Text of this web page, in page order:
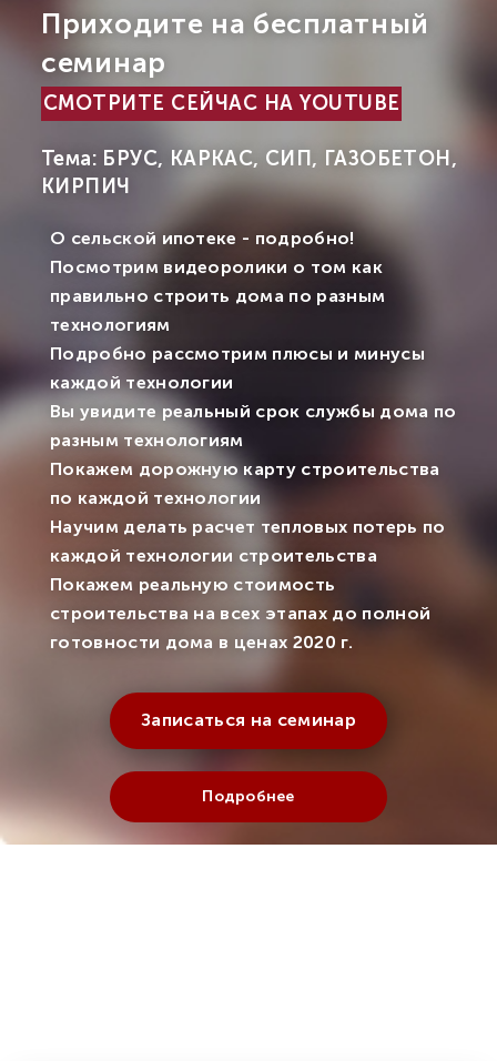
Приходите на бесплатный
семинар
СМОТРИТЕ СЕЙЧАС НА YOUTUBE
Тема: БРУС, КАРКАС, СИП, ГАЗОБЕТОН,
КИРПИЧ
О сельской ипотеке - подробно!
Посмотрим видеоролики о том как
правильно строить дома по разным
технологиям
Подробно рассмотрим плюсы и минусы
каждой технологии
Вы увидите реальный срок службы дома по
разным технологиям
Покажем дорожную карту строительства
по каждой технологии
Научим делать расчет тепловых потерь по
каждой технологии строительства
Покажем реальную стоимость
строительства на всех этапах до полной
готовности дома в ценах 2020 г.
Записаться на семинар
Подробнее